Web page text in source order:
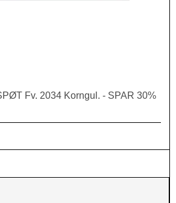
Fv. 2034 Korngul. - SPAR 30%